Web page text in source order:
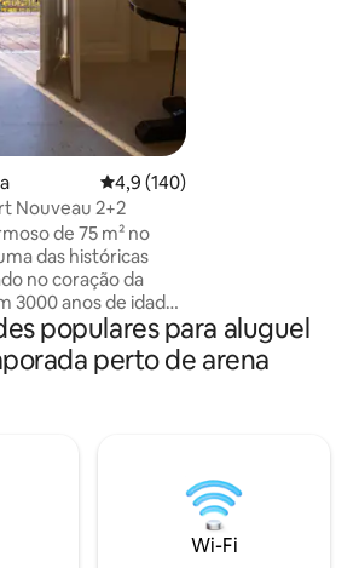
4,9 de uma avaliação média de
4,9 (140)
Nouveau 2+2
de 75 m² no
das históricas
no coração da
3000 anos de idade.
localizado ao lado
com um parque
a poucos passos do
culturais. A varanda
para o porto,
a escolha
procura paz e
populares para aluguel
perto de arena
Wi-Fi